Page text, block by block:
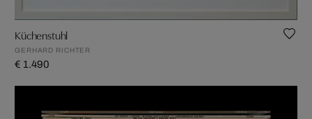
Küchenstuhl
GERHARD RICHTER
€ 1.490